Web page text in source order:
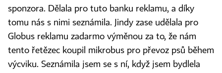
sponzora. Dělala pro tuto banku reklamu, a díky
tomu nás s nimi seznámila. Jindy zase udělala pro
Globus reklamu zadarmo výměnou za to, že nám
tento řetězec koupil mikrobus pro převoz psů během
výcviku. Seznámila jsem se s ní, když jsem bydlela